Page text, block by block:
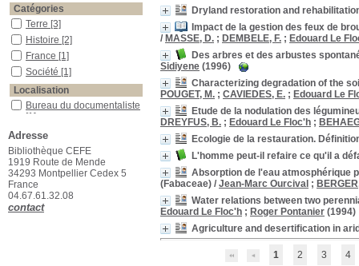
Dryland restoration and
Impact de la gestion des feux de
/ MASSE, D. ; DEMBELE, F. ; Edouard Le
Des arbres et des arbustes
Sidiyene (1996)
Characterizing degradation of the
POUGET, M. ; CAVIEDES, E. ; Edouard Le
Etude de la nodulation des
DREYFUS, B. ; Edouard Le Floc'h ;
Ecologie de la restauration.
L'homme peut-il refaire ce qu'il a
Absorption de l'eau atmosphérique
(Fabaceae) / Jean-Marc Ourcival ;
Water relations between two
Edouard Le Floc'h ; Roger Pontanier (1994)
Agriculture and desertification in
1 2 3 4
Catégories
TerreTerre [3]
Histoire
Histoire [2]
FranceFrance [1]
Société
Société [1]
Localisation
Bureau du documentaliste
Bureau du documentaliste
[1]
Localisation inconnue
Localisation inconnue
Salle des ouvrages
Salle des ouvrages
Salle des périodiques Le Houérou
Salle des périodiques Le
Houérou[57]
Section
03_Botanique
03_Botanique
Adresse
Bibliothèque CEFE
1919 Route de Mende
34293 Montpellier Cedex 5
France
04.67.61.32.08
contact